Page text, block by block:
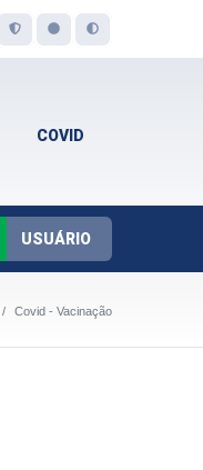
COVID
USUÁRIO
Covid - Vacinação